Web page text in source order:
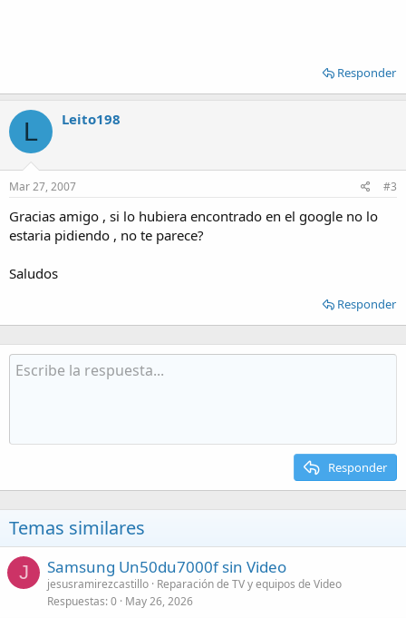
Responder
L Leito198
Mar 27, 2007 #3
Gracias amigo , si lo hubiera encontrado en el google no lo
estaria pidiendo , no te parece?
Saludos
Responder
Responder
Temas similares
J Samsung Un50du7000f sin Video
jesusramirezcastillo Reparación de TV y equipos de Video
Respuestas 0 May 26, 2026